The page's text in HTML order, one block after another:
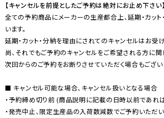
【キャンセルを前提としたご予約は絶対にお止め下さい】
全ての予約商品にメーカーの生産都合上、延期・カッ
います。
延期・カット・分納を理由にされてのキャンセルはお受
尚、それでもご予約のキャンセルをご希望される方に関
次回からのご予約をお断りさせていただく場合もござい
■ キャンセル可能な場合、キャンセル扱いとなる場合
・予約締め切り前 (商品説明に記載の日時以前であれ
・発売中止、限定生産品の入荷数減数でご予約いただ